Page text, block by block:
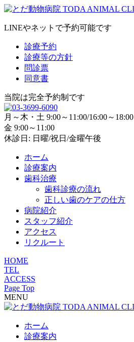
LINEやネットで予約可能です
診療予約
診療等の方針
問診票
同意書
当院は完全予約制です
月～木・土 9:00～11:00/16:00～18:00
金 9:00～11:00
休診日: 日曜/祝日/金曜午後
ホーム
診療案内
歯科治療
歯科診療の流れ
正しい歯のケアの仕方
病院紹介
スタッフ紹介
アクセス
リクルート
HOME
TEL
ACCESS
Page Top
MENU
ホーム
診療案内